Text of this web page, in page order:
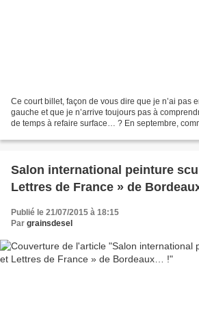
Ce court billet, façon de vous dire que je n’ai pas
gauche et que je n’arrive toujours pas à
de temps à refaire surface… ? En septembre,
Salon international peinture
Lettres de France » de
Publié le 21/07/2015 à 18:15
Par grainsdesel